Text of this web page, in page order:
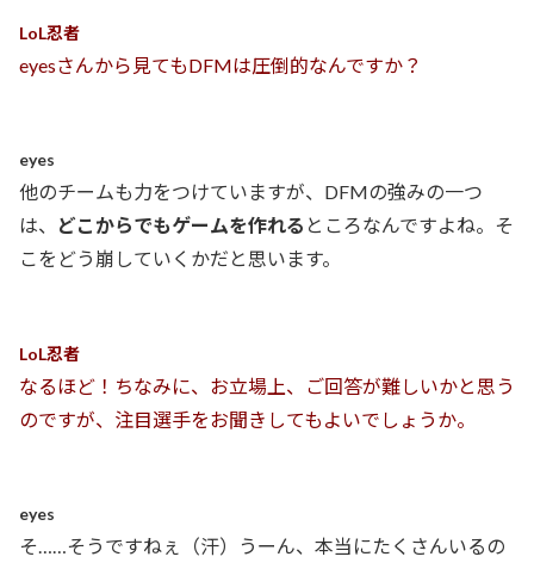
LoL忍者
eyesさんから見てもDFMは圧倒的なんですか？
eyes
他のチームも力をつけていますが、DFMの強みの一つ
は、
どこからでもゲームを作れる ところなんですよね。そ
こをどう崩していくかだと思います。
LoL忍者
なるほど！ちなみに、お立場上、ご回答が難しいかと思う
のですが、注目選手をお聞きしてもよいでしょうか。
eyes
そ……そうですねぇ（汗）うーん、本当にたくさんいるの